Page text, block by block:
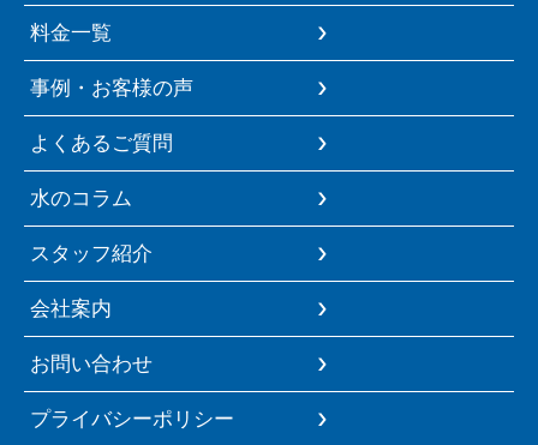
料金一覧
事例・お客様の声
よくあるご質問
水のコラム
スタッフ紹介
会社案内
お問い合わせ
プライバシーポリシー